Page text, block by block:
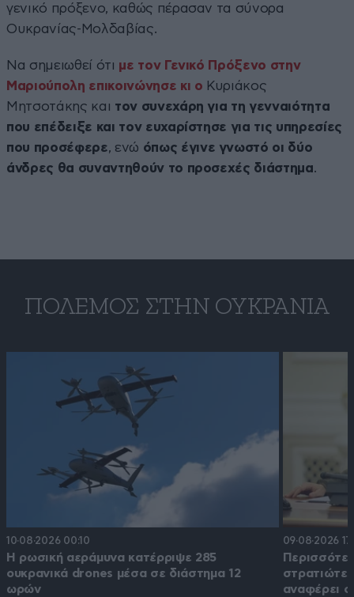
γενικό πρόξενο, καθώς πέρασαν τα σύνορα
Ουκρανίας-Μολδαβίας.
Να σημειωθεί ότι με τον Γενικό Πρόξενο στην
Μαριούπολη επικοινώνησε κι ο Κυριάκος
Μητσοτάκης και τον συνεχάρη για τη γενναιότητα
που επέδειξε και τον ευχαρίστησε για τις υπηρεσίες
που προσέφερε, ενώ όπως έγινε γνωστό οι δύο
άνδρες θα συναντηθούν το προσεχές διάστημα.
ΠΌΛΕΜΟΣ ΣΤΗΝ ΟΥΚΡΑΝΊΑ
10·08·2026 00:10
Η ρωσική αεράμυνα κατέρριψε 285
ουκρανικά drones μέσα σε διάστημα 12
ωρών
09·08·2026
αναφέρει